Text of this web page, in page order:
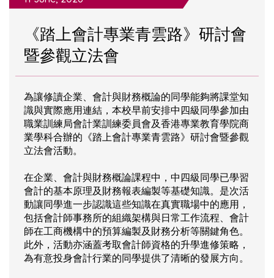
《踏上會計專業青雲路》研討會
暨參觀立法會
為讓修讀企業、會計與財務概論的同學能夠將課堂知
識與實際應用連結，本校早前安排中四級同學參加由
職業訓練局會計業訓練委員會及香港專業教育學院商
業學科合辦的《踏上會計專業青雲路》研討會暨參觀
立法會活動。
在企業、會計與財務概論課程中，中四級同學已學習
會計的基本原理及財務報表編製等基礎知識。是次活
動讓同學進一步認識這些知識在真實職場中的應用，
包括會計師事務所的組織架構與日常工作流程、會計
師在工商機構中的預算編製及財務分析等關鍵角色。
此外，活動亦涵蓋考取會計師資格的升學進修策略，
為有意投身會計行業的同學提供了清晰的發展方向。